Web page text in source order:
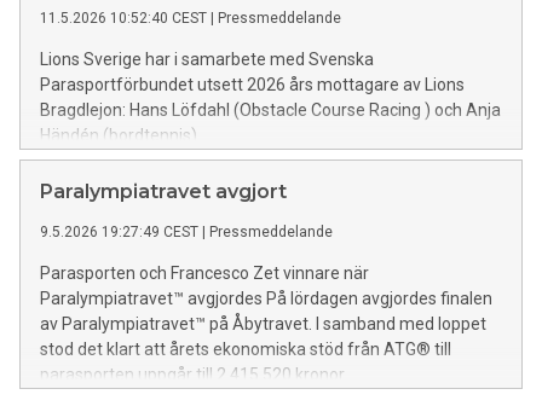
11.5.2026 10:52:40 CEST | Pressmeddelande
Lions Sverige har i samarbete med Svenska
Parasportförbundet utsett 2026 års mottagare av Lions
Bragdlejon: Hans Löfdahl (Obstacle Course Racing ) och Anja
Händén (bordtennis).
Paralympiatravet avgjort
9.5.2026 19:27:49 CEST | Pressmeddelande
Parasporten och Francesco Zet vinnare när
Paralympiatravet™ avgjordes På lördagen avgjordes finalen
av Paralympiatravet™ på Åbytravet. I samband med loppet
stod det klart att årets ekonomiska stöd från ATG® till
parasporten uppgår till 2 415 520 kronor.